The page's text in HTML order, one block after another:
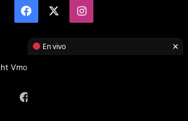
Facebook Instagram
Vmotor TI 2026, All Rights Reserved
En vivo ×